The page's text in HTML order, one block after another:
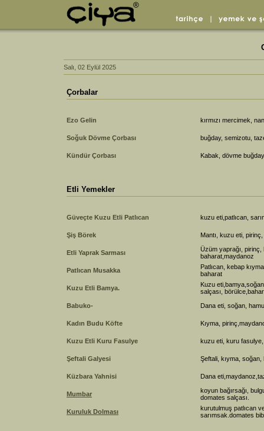
Salı, 02 Eylül 2025
Çorbalar
Ezo Gelin kırmızı mercimek,
Soğuk Dövme Çorbası buğday, semizotu,
Kündür Çorbası Kabak, dövme
Etli Yemekler
Güveçte Kuzu Etli Patlıcan kuzu eti,patlıcan,
Şiş Börek Mantı, kuzu eti,
Etli Yaprak Sarması
Üzüm yaprağı, pirinç,
baharat,maydanoz
Patlıcan Musakka
Patlıcan, kebap
baharat
Kuzu Etli Bamya.
Kuzu
salçası,
Babuko-
Dana eti, soğan,
Kadın Budu Köfte Kıyma,
Kuzu Etli Kuru Fasulye kuzu eti, kuru
Şeftali Galyesi Şeftali, kıyma,
Küzbara Yahnisi Dana
Mumbar
koyun bağırsağı,
domates salçası.
Kuruluk Dolması
kurutulmuş patlıcan
sarımsak.domates